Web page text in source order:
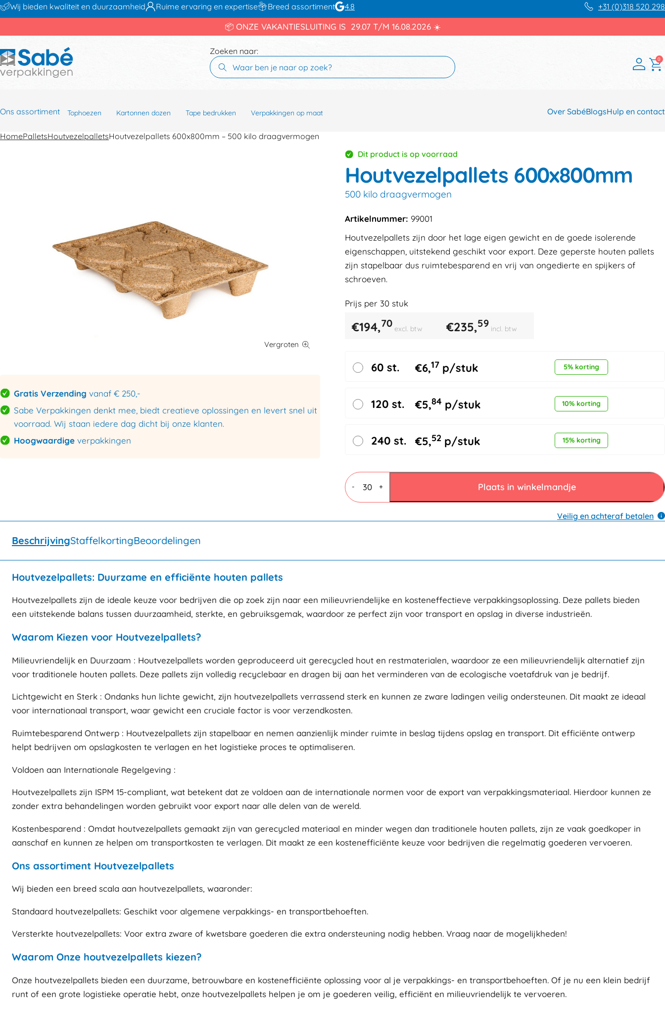
Wij bieden kwaliteit en duurzaamheid Ruime ervaring en expertise Breed assortiment 4.8 +31 (0)318 520 298
📦 ONZE VAKANTIESLUITING IS 29.07 T/M 16.08.2026 ☀️
Zoeken naar:
0
Ons assortiment Over SabéBlogsHulp en contact
Tophoezen Kartonnen dozen Tape bedrukken Verpakkingen op maat
HomePalletsHoutvezelpalletsHoutvezelpallets 600x800mm – 500 kilo draagvermogen
Gratis Verzending vanaf € 250,-
Sabe Verpakkingen denkt mee, biedt creatieve oplossingen en levert snel uit
voorraad. Wij staan iedere dag dicht bij onze klanten.
Hoogwaardige verpakkingen
Dit product is op voorraad
Houtvezelpallets 600x800mm
500 kilo draagvermogen
Artikelnummer: 99001
Houtvezelpallets zijn door het lage eigen gewicht en de goede isolerende
eigenschappen, uitstekend geschikt voor export. Deze geperste houten pallets
zijn stapelbaar dus ruimtebesparend en vrij van ongedierte en spijkers of
schroeven.
Prijs per 30stuk
€194,70 excl. btw €235,59 incl. btw
60 st. €6,17 p/stuk 5% korting
120 st. €5,84 p/stuk 10% korting
240 st. €5,52 p/stuk 15% korting
-
Houtvezelpallets
600x800mm
-
500
draagvermogen
+ Plaats in winkelmandje
Veilig en achteraf betalen
BeschrijvingStaffelkortingBeoordelingen
Houtvezelpallets: Duurzame en efficiënte houten pallets
Houtvezelpallets zijn de ideale keuze voor bedrijven die op zoek zijn naar een milieuvriendelijke en kosteneffectieve verpakkingsoplossing. Deze pallets bieden
een uitstekende balans tussen duurzaamheid, sterkte, en gebruiksgemak, waardoor ze perfect zijn voor transport en opslag in diverse industrieën.
Waarom Kiezen voor Houtvezelpallets?
Milieuvriendelijk en Duurzaam : Houtvezelpallets worden geproduceerd uit gerecycled hout en restmaterialen, waardoor ze een milieuvriendelijk alternatief zijn
voor traditionele houten pallets. Deze pallets zijn volledig recyclebaar en dragen bij aan het verminderen van de ecologische voetafdruk van je bedrijf.
Lichtgewicht en Sterk : Ondanks hun lichte gewicht, zijn houtvezelpallets verrassend sterk en kunnen ze zware ladingen veilig ondersteunen. Dit maakt ze ideaal
voor internationaal transport, waar gewicht een cruciale factor is voor verzendkosten.
Ruimtebesparend Ontwerp : Houtvezelpallets zijn stapelbaar en nemen aanzienlijk minder ruimte in beslag tijdens opslag en transport. Dit efficiënte ontwerp
helpt bedrijven om opslagkosten te verlagen en het logistieke proces te optimaliseren.
Voldoen aan Internationale Regelgeving :
Houtvezelpallets zijn ISPM 15-compliant, wat betekent dat ze voldoen aan de internationale normen voor de export van verpakkingsmateriaal. Hierdoor kunnen ze
zonder extra behandelingen worden gebruikt voor export naar alle delen van de wereld.
Kostenbesparend : Omdat houtvezelpallets gemaakt zijn van gerecycled materiaal en minder wegen dan traditionele houten pallets, zijn ze vaak goedkoper in
aanschaf en kunnen ze helpen om transportkosten te verlagen. Dit maakt ze een kostenefficiënte keuze voor bedrijven die regelmatig goederen vervoeren.
Ons assortiment Houtvezelpallets
Wij bieden een breed scala aan houtvezelpallets, waaronder:
Standaard houtvezelpallets: Geschikt voor algemene verpakkings- en transportbehoeften.
Versterkte houtvezelpallets: Voor extra zware of kwetsbare goederen die extra ondersteuning nodig hebben. Vraag naar de mogelijkheden!
Waarom Onze houtvezelpallets kiezen?
Onze houtvezelpallets bieden een duurzame, betrouwbare en kostenefficiënte oplossing voor al je verpakkings- en transportbehoeften. Of je nu een klein bedrijf
runt of een grote logistieke operatie hebt, onze houtvezelpallets helpen je om je goederen veilig, efficiënt en milieuvriendelijk te vervoeren.